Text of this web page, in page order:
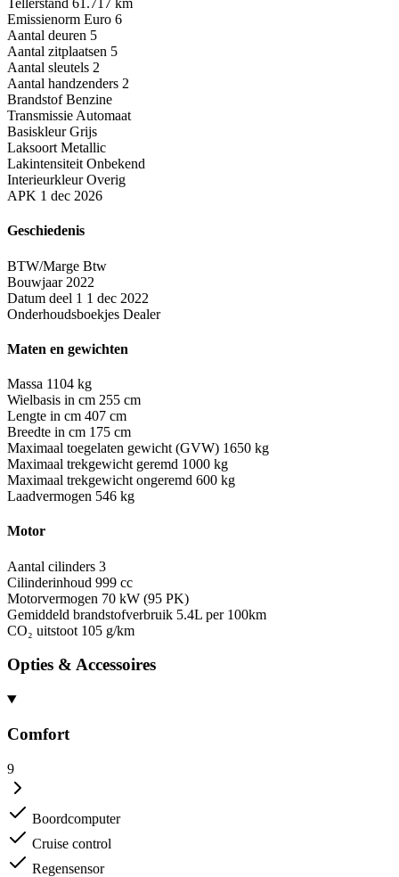
Tellerstand 61.717 km
Emissienorm Euro 6
Aantal deuren 5
Aantal zitplaatsen 5
Aantal sleutels 2
Aantal handzenders 2
Brandstof Benzine
Transmissie Automaat
Basiskleur Grijs
Laksoort Metallic
Lakintensiteit Onbekend
Interieurkleur Overig
APK 1 dec 2026
Geschiedenis
BTW/Marge Btw
Bouwjaar 2022
Datum deel 1 1 dec 2022
Onderhoudsboekjes Dealer
Maten en gewichten
Massa 1104 kg
Wielbasis in cm 255 cm
Lengte in cm 407 cm
Breedte in cm 175 cm
Maximaal toegelaten gewicht (GVW) 1650 kg
Maximaal trekgewicht geremd 1000 kg
Maximaal trekgewicht ongeremd 600 kg
Laadvermogen 546 kg
Motor
Aantal cilinders 3
Cilinderinhoud 999 cc
Motorvermogen 70 kW (95 PK)
Gemiddeld brandstofverbruik 5.4L per 100km
CO₂ uitstoot 105 g/km
Opties & Accessoires
Comfort
9
Boordcomputer
Cruise control
Regensensor